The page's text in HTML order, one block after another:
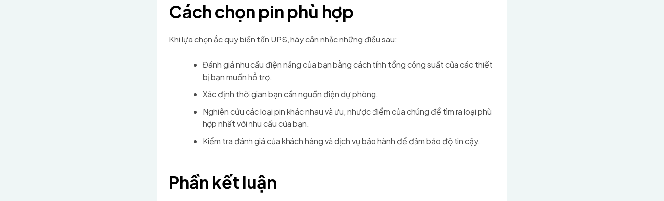
Cách chọn pin phù hợp
Khi lựa chọn ắc quy biến tần UPS, hãy cân nhắc những điều sau:
Đánh giá nhu cầu điện năng của bạn bằng cách tính tổng công suất của các thiết
bị bạn muốn hỗ trợ.
Xác định thời gian bạn cần nguồn điện dự phòng.
Nghiên cứu các loại pin khác nhau và ưu, nhược điểm của chúng để tìm ra loại phù
hợp nhất với nhu cầu của bạn.
Kiểm tra đánh giá của khách hàng và dịch vụ bảo hành để đảm bảo độ tin cậy.
Phần kết luận